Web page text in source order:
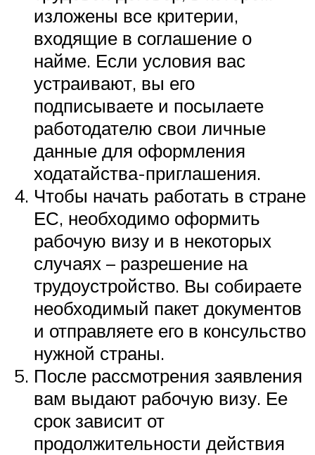
изложены все критерии,
входящие в соглашение о
найме. Если условия вас
устраивают, вы его
подписываете и посылаете
работодателю свои личные
данные для оформления
ходатайства-приглашения.
Чтобы начать работать в стране
ЕС, необходимо оформить
рабочую визу и в некоторых
случаях – разрешение на
трудоустройство. Вы собираете
необходимый пакет документов
и отправляете его в консульство
нужной страны.
После рассмотрения заявления
вам выдают рабочую визу. Ее
срок зависит от
продолжительности действия